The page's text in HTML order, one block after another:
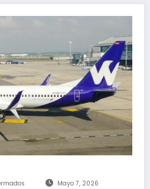
Mayo 7, 2026